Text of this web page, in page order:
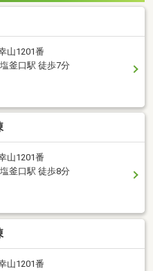
山1201番
釜口駅 徒歩7分
山1201番
釜口駅 徒歩8分
山1201番